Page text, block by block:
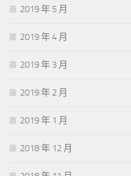
2019 年 5 月
2019 年 4 月
2019 年 3 月
2019 年 2 月
2019 年 1 月
2018 年 12 月